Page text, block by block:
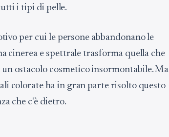
i tipi di pelle.
per cui le persone abbandonano le
cinerea e spettrale trasforma quella che
ostacolo cosmetico insormontabile. Ma
colorate ha in gran parte risolto questo
che c'è dietro.